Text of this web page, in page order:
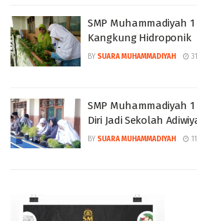
SMP Muhammadiyah
Kangkung Hidroponik
BY SUARA MUHAMMADIYAH
SMP Muhammadiyah
Diri Jadi Sekolah
BY SUARA MUHAMMADIYAH